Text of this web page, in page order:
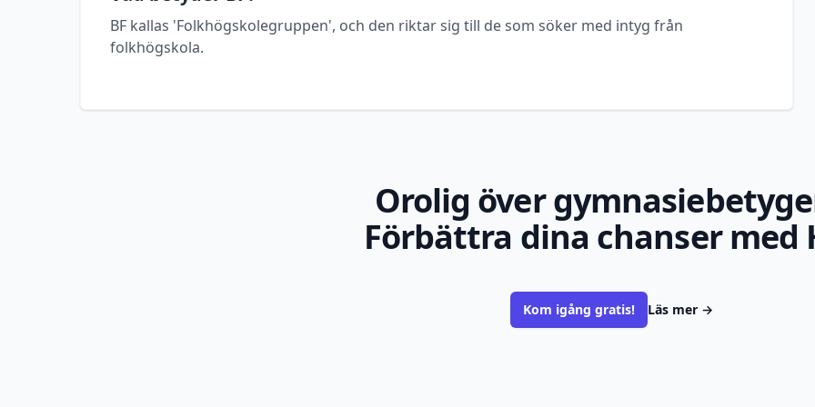
BF kallas 'Folkhögskolegruppen', och den riktar sig till de som söker med intyg från
folkhögskola.
Orolig över
Förbättra dina chanser med
Kom igång gratis! Läs mer →